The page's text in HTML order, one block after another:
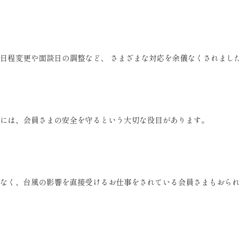
程変更や面談日の調整など、 さまざまな対応を余儀なくされまし
は、会員さまの安全を守るという大切な役目があります。
く、台風の影響を直接受けるお仕事をされている会員さまもおられ